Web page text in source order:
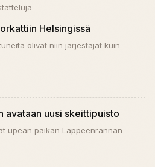
Helsingissä
olivat niin järjestäjät kuin
avataan uusi skeittipuisto
upean paikan Lappeenrannan